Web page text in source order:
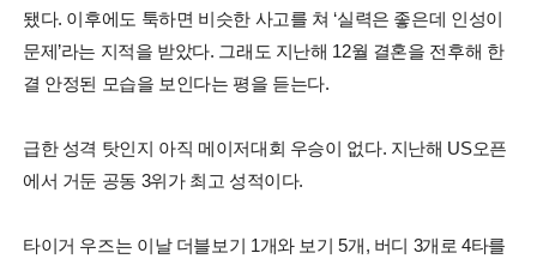
됐다. 이후에도 툭하면 비슷한 사고를 쳐 ‘실력은 좋은데 인성이
문제’라는 지적을 받았다. 그래도 지난해 12월 결혼을 전후해 한
결 안정된 모습을 보인다는 평을 듣는다.
급한 성격 탓인지 아직 메이저대회 우승이 없다. 지난해 US오픈
에서 거둔 공동 3위가 최고 성적이다.
타이거 우즈는 이날 더블보기 1개와 보기 5개, 버디 3개로 4타를